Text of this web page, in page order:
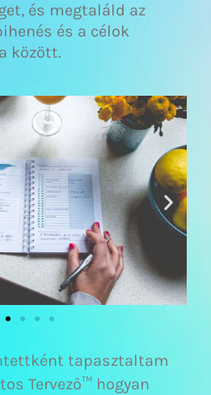
és megtaláld az
és a célok
között.
tapasztaltam
Tervező™ hogyan